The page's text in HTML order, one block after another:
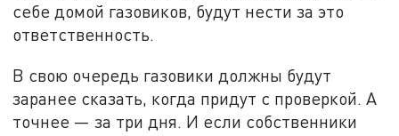
себе домой газовиков, будут нести за это
ответственность.
В свою очередь газовики должны будут
заранее сказать, когда придут с проверкой. А
точнее — за три дня. И если собственники